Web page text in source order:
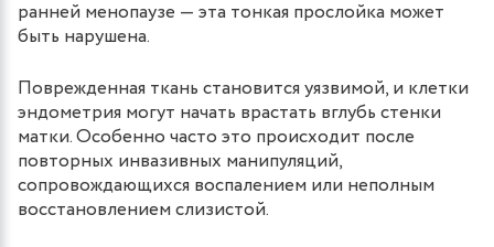
ранней менопаузе — эта тонкая прослойка может
быть нарушена.
Поврежденная ткань становится уязвимой, и клетки
эндометрия могут начать врастать вглубь стенки
матки. Особенно часто это происходит после
повторных инвазивных манипуляций,
сопровождающихся воспалением или неполным
восстановлением слизистой.